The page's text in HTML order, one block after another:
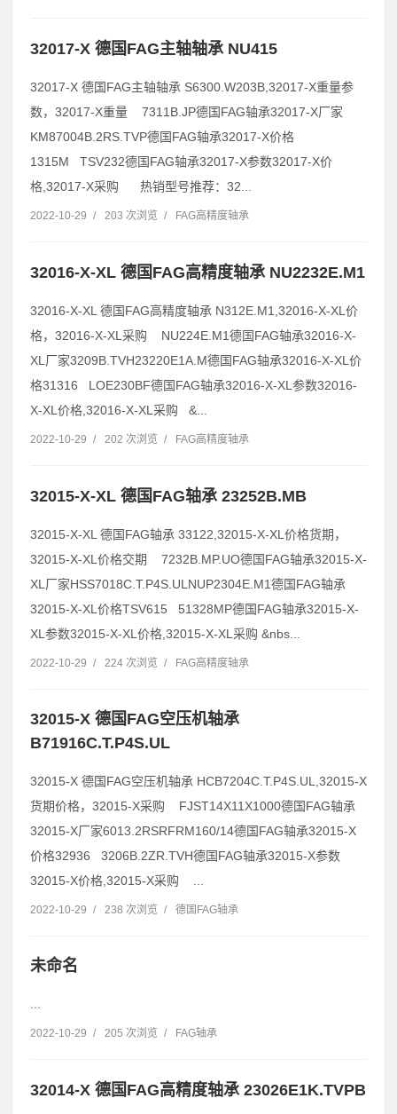
32017-X 德国FAG主轴轴承 NU415
32017-X 德国FAG主轴轴承 S6300.W203B,32017-X重量参
数，32017-X重量 7311B.JP德国FAG轴承32017-X厂家
KM87004B.2RS.TVP德国FAG轴承32017-X价格
1315M TSV232德国FAG轴承32017-X参数32017-X价
格,32017-X采购 热销型号推荐：32...
2022-10-29 / 203 次浏览 / FAG高精度轴承
32016-X-XL 德国FAG高精度轴承 NU2232E.M1
32016-X-XL 德国FAG高精度轴承 N312E.M1,32016-X-XL价
格，32016-X-XL采购 NU224E.M1德国FAG轴承32016-X-
XL厂家3209B.TVH23220E1A.M德国FAG轴承32016-X-XL价
格31316 LOE230BF德国FAG轴承32016-X-XL参数32016-
X-XL价格,32016-X-XL采购 &...
2022-10-29 / 202 次浏览 / FAG高精度轴承
32015-X-XL 德国FAG轴承 23252B.MB
32015-X-XL 德国FAG轴承 33122,32015-X-XL价格货期，
32015-X-XL价格交期 7232B.MP.UO德国FAG轴承32015-X-
XL厂家HSS7018C.T.P4S.ULNUP2304E.M1德国FAG轴承
32015-X-XL价格TSV615 51328MP德国FAG轴承32015-X-
XL参数32015-X-XL价格,32015-X-XL采购 &nbs...
2022-10-29 / 224 次浏览 / FAG高精度轴承
32015-X 德国FAG空压机轴承
B71916C.T.P4S.UL
32015-X 德国FAG空压机轴承 HCB7204C.T.P4S.UL,32015-X
货期价格，32015-X采购 FJST14X11X1000德国FAG轴承
32015-X厂家6013.2RSRFRM160/14德国FAG轴承32015-X
价格32936 3206B.2ZR.TVH德国FAG轴承32015-X参数
32015-X价格,32015-X采购 ...
2022-10-29 / 238 次浏览 / 德国FAG轴承
未命名
...
2022-10-29 / 205 次浏览 / FAG轴承
32014-X 德国FAG高精度轴承 23026E1K.TVPB